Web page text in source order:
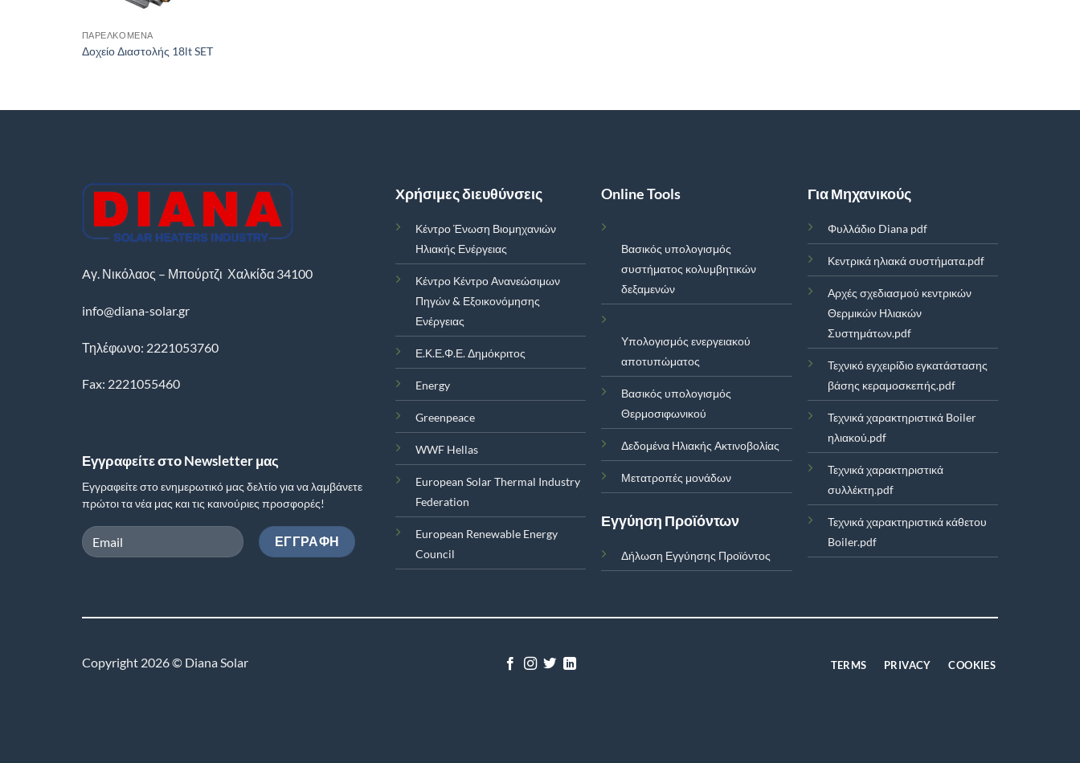
ΠΑΡΕΛΚΌΜΕΝΑ
Δοχείο Διαστολής 18lt SET
Aγ. Νικόλαος – Μπούρτζι Χαλκίδα 34100
info@diana-solar.gr
Τηλέφωνο: 2221053760
Fax: 2221055460
Εγγραφείτε στο Newsletter μας
Εγγραφείτε στο ενημερωτικό μας δελτίο για να λαμβάνετε
πρώτοι τα νέα μας και τις καινούριες προσφορές!
Χρήσιμες διευθύνσεις
Κέντρο Ένωση Βιομηχανιών
Ηλιακής Ενέργειας
Κέντρο Κέντρο Ανανεώσιμων
Πηγών & Εξοικονόμησης
Ενέργειας
Ε.Κ.Ε.Φ.Ε. Δημόκριτος
Energy
Greenpeace
WWF Hellas
European Solar Thermal Industry
Federation
European Renewable Energy
Council
Online Tools
Βασικός υπολογισμός
συστήματος κολυμβητικών
δεξαμενών
Υπολογισμός ενεργειακού
αποτυπώματος
Βασικός υπολογισμός
Θερμοσιφωνικού
Δεδομένα Ηλιακής Ακτινοβολίας
Μετατροπές μονάδων
Εγγύηση Προϊόντων
Δήλωση Εγγύησης Προϊόντος
Για Μηχανικούς
Φυλλάδιο Diana pdf
Κεντρικά ηλιακά συστήματα.pdf
Αρχές σχεδιασμού κεντρικών
Θερμικών Ηλιακών
Συστημάτων.pdf
Τεχνικό εγχειρίδιο εγκατάστασης
βάσης κεραμοσκεπής.pdf
Τεχνικά χαρακτηριστικά Boiler
ηλιακού.pdf
Τεχνικά χαρακτηριστικά
συλλέκτη.pdf
Τεχνικά χαρακτηριστικά κάθετου
Boiler.pdf
Copyright 2026 © Diana Solar TERMS PRIVACY COOKIES